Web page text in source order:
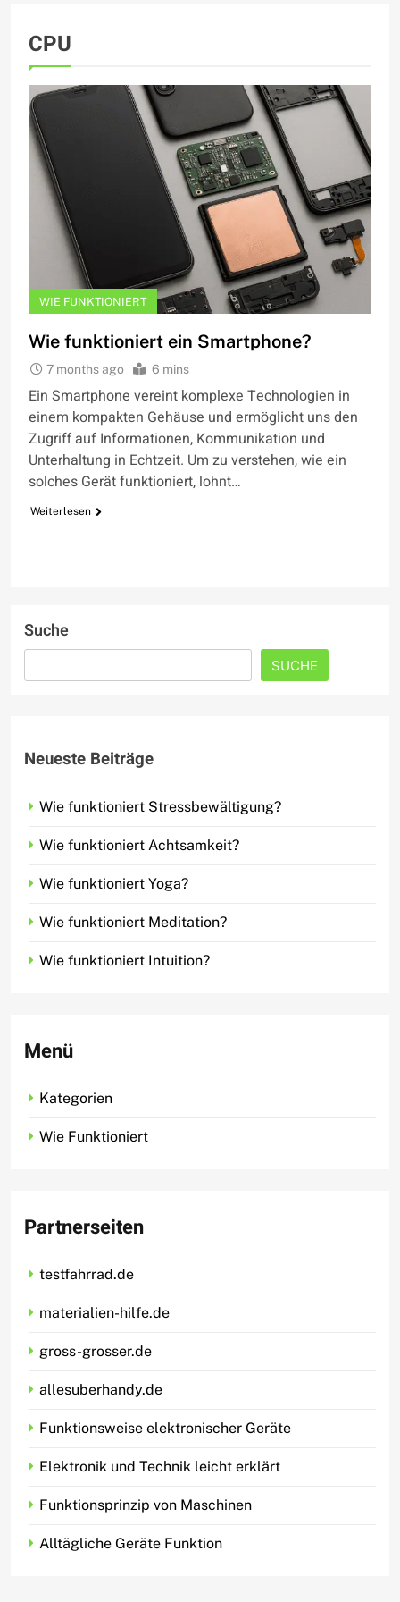
CPU
WIE FUNKTIONIERT
Wie funktioniert ein Smartphone?
7 months ago 6 mins
Ein Smartphone vereint komplexe Technologien in
einem kompakten Gehäuse und ermöglicht uns den
Zugriff auf Informationen, Kommunikation und
Unterhaltung in Echtzeit. Um zu verstehen, wie ein
solches Gerät funktioniert, lohnt…
Weiterlesen
Suche
SUCHE
Neueste Beiträge
Wie funktioniert Stressbewältigung?
Wie funktioniert Achtsamkeit?
Wie funktioniert Yoga?
Wie funktioniert Meditation?
Wie funktioniert Intuition?
Menü
Kategorien
Wie Funktioniert
Partnerseiten
testfahrrad.de
materialien-hilfe.de
gross-grosser.de
allesuberhandy.de
Funktionsweise elektronischer Geräte
Elektronik und Technik leicht erklärt
Funktionsprinzip von Maschinen
Alltägliche Geräte Funktion